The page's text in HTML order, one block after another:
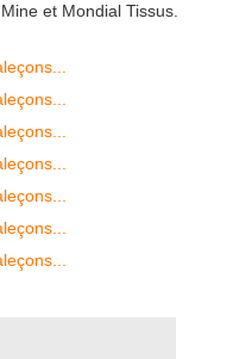
et Mondial Tissus.